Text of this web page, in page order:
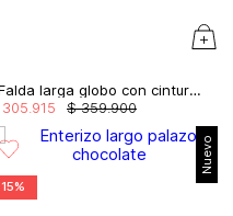
Falda larga globo con cinturón
$ 359.900
305 915
Nuevo
15%